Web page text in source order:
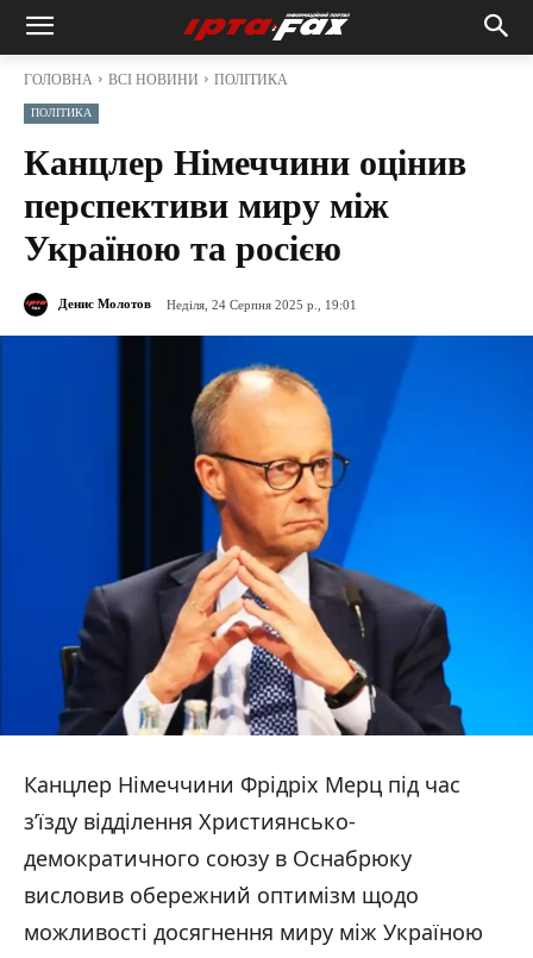
ГОЛОВНА ВСІ НОВИНИ ПОЛІТИКА
ПОЛІТИКА
Канцлер Німеччини оцінив
перспективи миру між
Україною та росією
Денис Молотов Неділя, 24 Серпня 2025 р., 19:01
Канцлер Німеччини Фрідріх Мерц під час
з’їзду відділення Християнсько-
демократичного союзу в Оснабрюку
висловив обережний оптимізм щодо
можливості досягнення миру між Україною